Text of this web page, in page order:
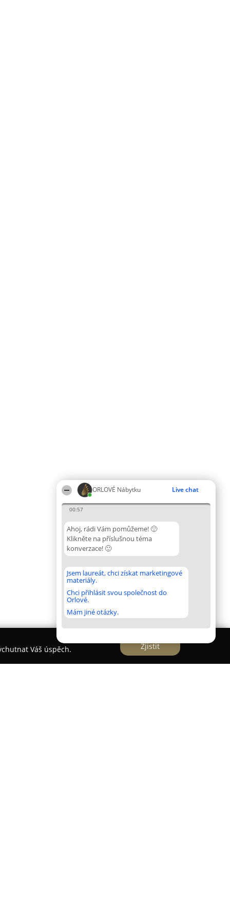
ORLOVÉ Nábytku Live chat
00:57
Ahoj, rádi Vám pomůžeme! 🙂
Klikněte na příslušnou téma
konverzace! 🙂
Jsem laureát, chci získat marketingové
materiály.
Chci přihlásit svou společnost do
Orlové.
Mám jiné otázky.
Váš úspěch. Zjistit